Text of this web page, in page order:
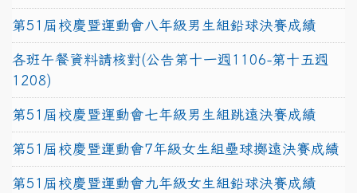
第51屆校慶暨運動會八年級男生組鉛球決賽成績
各班午餐資料請核對(公告第十一週1106-第十五週
1208)
第51屆校慶暨運動會七年級男生組跳遠決賽成績
第51屆校慶暨運動會7年級女生組壘球擲遠決賽成績
第51屆校慶暨運動會九年級女生組鉛球決賽成績